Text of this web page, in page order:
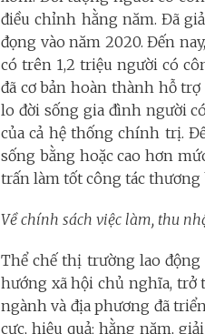
điều chỉnh hằng năm. Đã
đọng vào năm 2020. Đến
có trên 1,2 triệu người có
đã cơ bản hoàn thành hỗ
lo đời sống gia đình người
của cả hệ thống chính trị.
sống bằng hoặc cao hơn
trấn làm tốt công tác thương
Về chính sách việc làm, thu
Thể chế thị trường lao
hướng xã hội chủ nghĩa, trở
ngành và địa phương đã
cực, hiệu quả; hằng năm,